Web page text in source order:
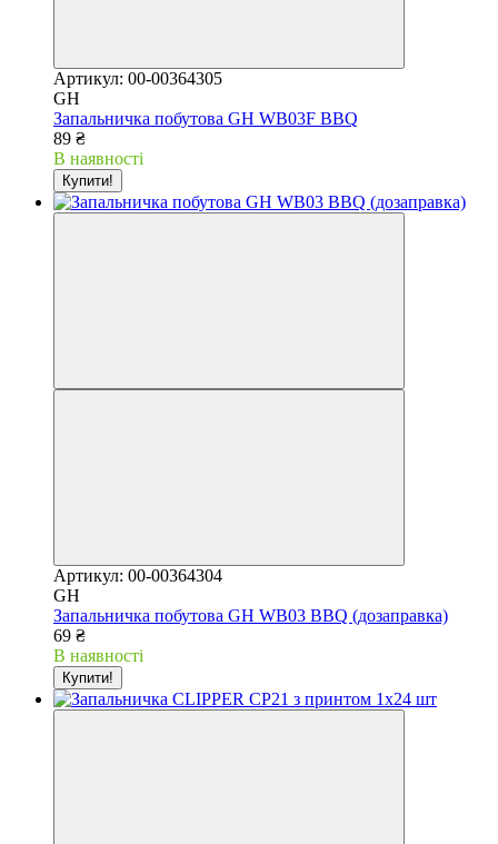
Артикул: 00-00364305
GH
Запальничка побутова GH WB03F BBQ
89 ₴
В наявності
Купити!
Артикул: 00-00364304
GH
Запальничка побутова GH WB03 BBQ (дозаправка)
69 ₴
В наявності
Купити!